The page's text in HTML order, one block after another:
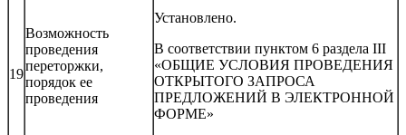
19
Возможность
проведения
переторжки,
порядок ее
проведения
Установлено.
В соответствии пунктом 6 раздела III
«ОБЩИЕ УСЛОВИЯ ПРОВЕДЕНИЯ
ОТКРЫТОГО ЗАПРОСА
ПРЕДЛОЖЕНИЙ В ЭЛЕКТРОННОЙ
ФОРМЕ»